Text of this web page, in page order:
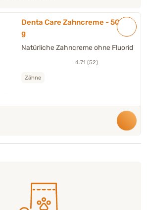
Denta Care Zahncreme - 50
g
Natürliche Zahncreme ohne Fluorid
4.71 (52)
Zähne